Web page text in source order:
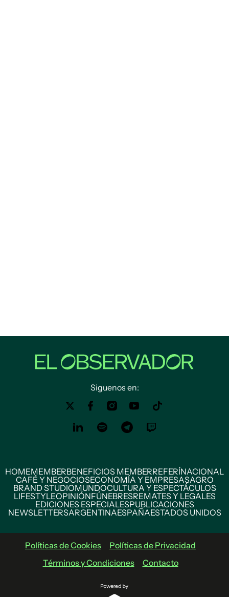
Siguenos en:
HOMEMEMBERBENEFICIOS MEMBERREFERÍNACIONAL
CAFÉ Y NEGOCIOSECONOMÍA Y EMPRESASAGRO
BRAND STUDIOMUNDOCULTURA Y ESPECTÁCULOS
LIFESTYLEOPINIÓNFÚNEBRESREMATES Y LEGALES
EDICIONES ESPECIALESPUBLICACIONES
NEWSLETTERSARGENTINAESPAÑAESTADOS UNIDOS
Políticas de Cookies
Políticas de Privacidad
Términos y Condiciones
Contacto